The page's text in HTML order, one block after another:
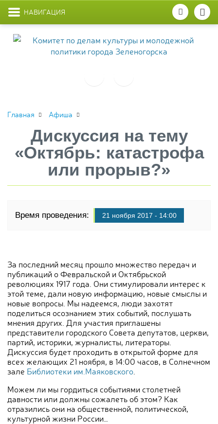
НАВИГАЦИЯ
Главная Афиша
Дискуссия на тему
«Октябрь: катастрофа
или прорыв?»
Время проведения: 21 ноября 2017 - 14:00
За последний месяц прошло множество передач и
публикаций о Февральской и Октябрьской
революциях 1917 года. Они стимулировали интерес к
этой теме, дали новую информацию, новые смыслы и
новые вопросы. Мы надеемся, люди захотят
поделиться осознанием этих событий, послушать
мнения других. Для участия приглашены
представители городского Совета депутатов, церкви,
партий, историки, журналисты, литераторы.
Дискуссия будет проходить в открытой форме для
всех желающих 21 ноября, в 14:00 часов, в Солнечном
зале Библиотеки им.Маяковского
Можем ли мы гордиться событиями столетней
давности или должны сожалеть об этом? Как
отразились они на общественной, политической,
культурной жизни России…